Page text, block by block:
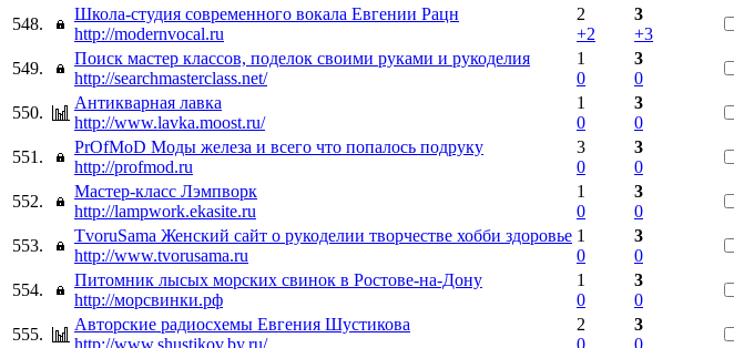
548.
Школа-студия современного вокала Евгении Рацн
http://modernvocal.ru
2
+2
3
+3
549.
Поиск мастер классов, поделок своими руками и рукоделия
http://searchmasterclass.net/
1
0
3
0
550.
Антикварная лавка
http://www.lavka.moost.ru/
1
0
3
0
551.
PrOfMoD Моды железа и всего что попалось подруку
http://profmod.ru
3
0
3
0
552.
Мастер-класс Лэмпворк
http://lampwork.ekasite.ru
1
0
3
0
553.
TvоruSama Женский сайт о рукоделии творчестве хобби здоровье
http://www.tvorusama.ru
1
0
3
0
554.
Питомник лысых морских свинок в Ростове-на-Дону
http://морсвинки.рф
1
0
3
0
555.
Авторские радиосхемы Евгения Шустикова
http://www.shustikov.by.ru/
2
0
3
0